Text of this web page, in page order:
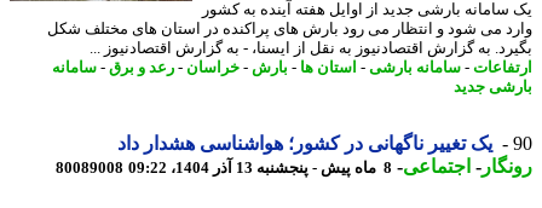
بارشی جدید از اوایل هفته آینده به کشور
می شود و انتظار می رود بارش های پراکنده در استان های مختلف شکل
به گزارش اقتصادنیوز به نقل از ایسنا، - به گزارش اقتصادنیوز ...
-سامانه بارشی -استان ها- بارش-خراسان-رعد و برق - سامانه
جدید
یک تغییر ناگهانی در کشور؛ هواشناسی هشدار داد
-اجتماعی-8 ماه پیش - پنجشنبه 13 آذر 1404، 09:22 80089008